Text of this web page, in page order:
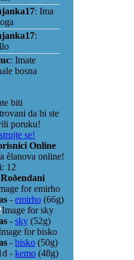
biti
da bi ste
poruku!
se!
Online
èlanova online!
12
Roðendani
- emirho (66g)
- sky (52g)
- bisko (50g)
- kemo (48g)